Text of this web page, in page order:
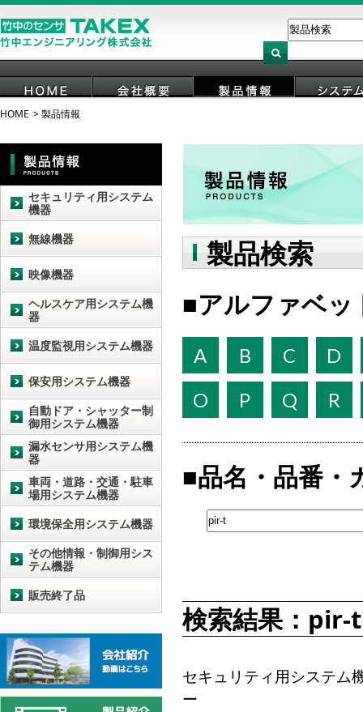
HOME
HOME 製品情報
製品検索
アルファベ
A B C
D
O
P Q R
品名・品番・
検索結果：pir-
セキュリティ用システム
ー
セキュリティ用システム
機器
無線機器
映像機器
ヘルスケア用システム機
器
温度監視用システム機器
保安用システム機器
自動ドア・シャッター制
御用システム機器
漏水センサ用システム機
器
車両・道路・交通・駐車
場用システム機器
環境保全用システム機器
その他情報・制御用シス
テム機器
販売終了品